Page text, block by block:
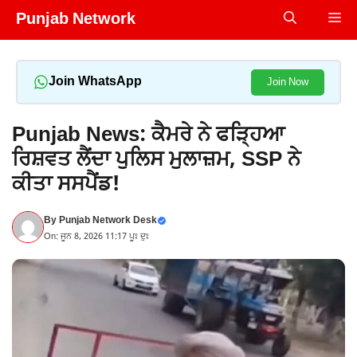
Skip
Punjab Network
Join WhatsApp Join Now
Punjab News: ਕੈਮਰੇ ਨੇ ਫੜ੍ਹਿਆ
ਰਿਸ਼ਵਤ ਲੈਂਦਾ ਪੁਲਿਸ ਮੁਲਾਜ਼ਮ, SSP ਨੇ
ਕੀਤਾ ਸਸਪੈਂਡ!
ByPunjab Network Desk
On: ਜੂਨ 8, 2026 11:17 ਪੂਃ ਦੁਃ